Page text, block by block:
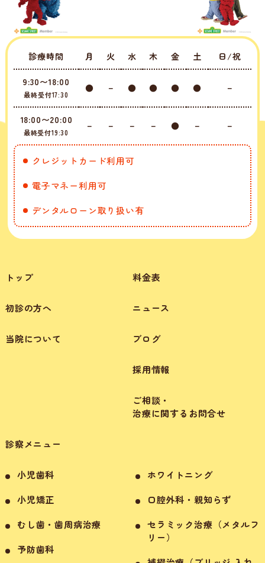
診療時間 月 火 水 木 金 土 日/祝
9:30〜18:00
最終受付17:30
● － ● ● ● ● －
18:00〜20:00
最終受付19:30
－ － － － ● － －
クレジットカード利用可
電子マネー利用可
デンタルローン取り扱い有
トップ
初診の方へ
当院について
診察メニュー
小児歯科
小児矯正
むし歯・歯周病治療
予防歯科
ホワイトニング
口腔外科・親知らず
セラミック治療（メタルフ
リー）
料金表
ニュース
ブログ
採用情報
ご相談・
治療に関するお問合せ